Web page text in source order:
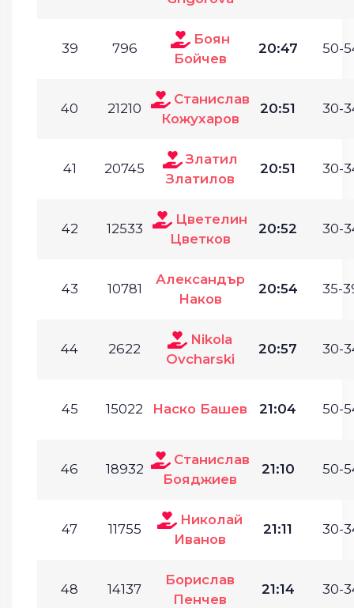
39 796
Боян
Бойчев
20:47 50-
40 21210
Станислав
Кожухаров
20:51 30-
41 20745
Златил
Златилов
20:51 30-
42 12533
Цветелин
Цветков
20:52 30-
43 10781
Александър
Наков
20:54 35-
44 2622
Nikola
Ovcharski
20:57 30-
45 15022 Наско Башев 21:04 50-
46 18932
Станислав
Бояджиев
21:10 50-
47 11755
Николай
Иванов
21:11 30-
48 14137
Борислав
Пенчев
21:14 30-